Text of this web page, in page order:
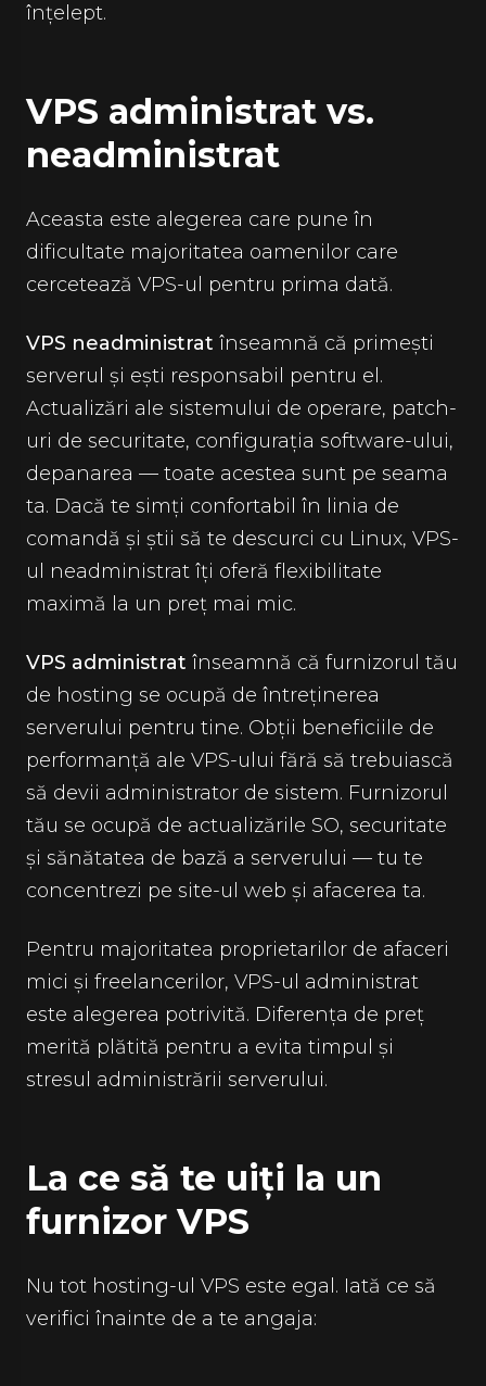
înțelept.
VPS administrat vs.
neadministrat
Aceasta este alegerea care pune în
dificultate majoritatea oamenilor care
cercetează VPS-ul pentru prima dată.
VPS neadministrat înseamnă că primești
serverul și ești responsabil pentru el.
Actualizări ale sistemului de operare, patch-
uri de securitate, configurația software-ului,
depanarea — toate acestea sunt pe seama
ta. Dacă te simți confortabil în linia de
comandă și știi să te descurci cu Linux, VPS-
ul neadministrat îți oferă flexibilitate
maximă la un preț mai mic.
VPS administrat înseamnă că furnizorul tău
de hosting se ocupă de întreținerea
serverului pentru tine. Obții beneficiile de
performanță ale VPS-ului fără să trebuiască
să devii administrator de sistem. Furnizorul
tău se ocupă de actualizările SO, securitate
și sănătatea de bază a serverului — tu te
concentrezi pe site-ul web și afacerea ta.
Pentru majoritatea proprietarilor de afaceri
mici și freelancerilor, VPS-ul administrat
este alegerea potrivită. Diferența de preț
merită plătită pentru a evita timpul și
stresul administrării serverului.
La ce să te uiți la un
furnizor VPS
Nu tot hosting-ul VPS este egal. Iată ce să
verifici înainte de a te angaja: